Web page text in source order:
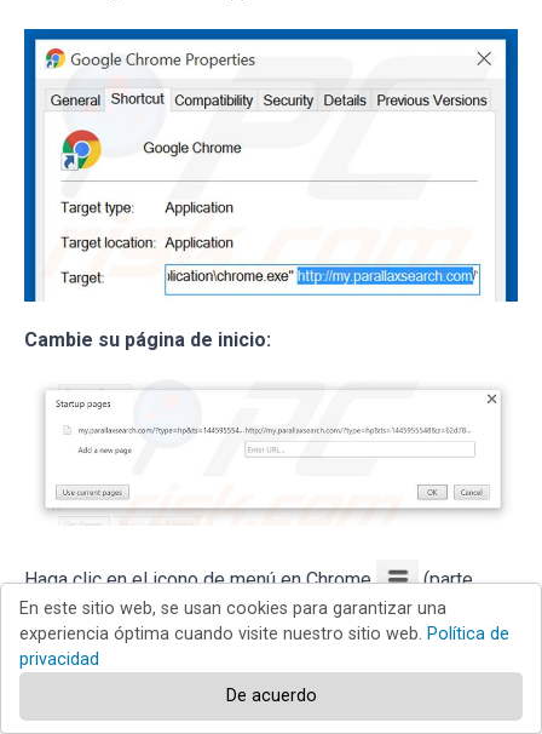
Cambie su página de inicio:
Haga clic en el icono de menú en Chrome (parte
superior derecha de Google Chrome), seleccione
"Herramientas". En la sección "Al iniciar", haga clic
"establecer páginas", sitúe el cursor sobre
En este sitio web, se usan cookies para garantizar una
experiencia óptima cuando visite nuestro sitio web. Política de
privacidad
De acuerdo